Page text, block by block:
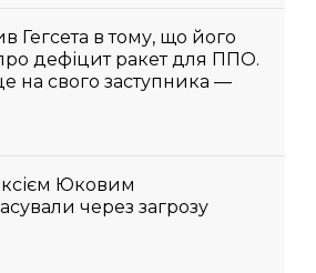
Гегсета в тому, що його
дефіцит ракет для ППО.
на свого заступника —
Юковим
через загрозу